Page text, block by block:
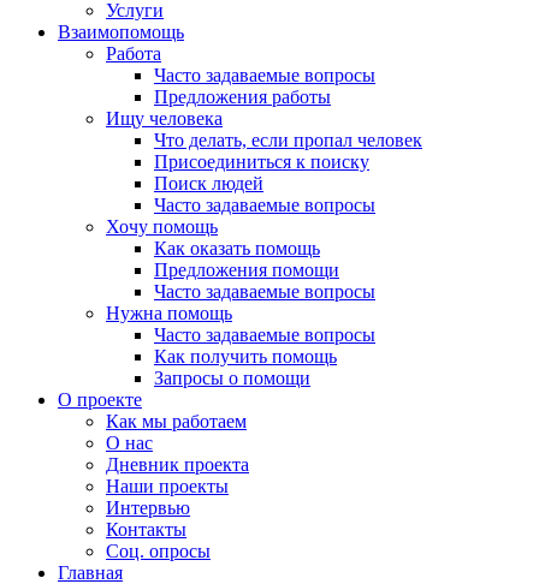
Услуги
Взаимопомощь
Работа
Часто задаваемые вопросы
Предложения работы
Ищу человека
Что делать, если пропал человек
Присоединиться к поиску
Поиск людей
Часто задаваемые вопросы
Хочу помощь
Как оказать помощь
Предложения помощи
Часто задаваемые вопросы
Нужна помощь
Часто задаваемые вопросы
Как получить помощь
Запросы о помощи
О проекте
Как мы работаем
О нас
Дневник проекта
Наши проекты
Интервью
Контакты
Соц. опросы
Главная